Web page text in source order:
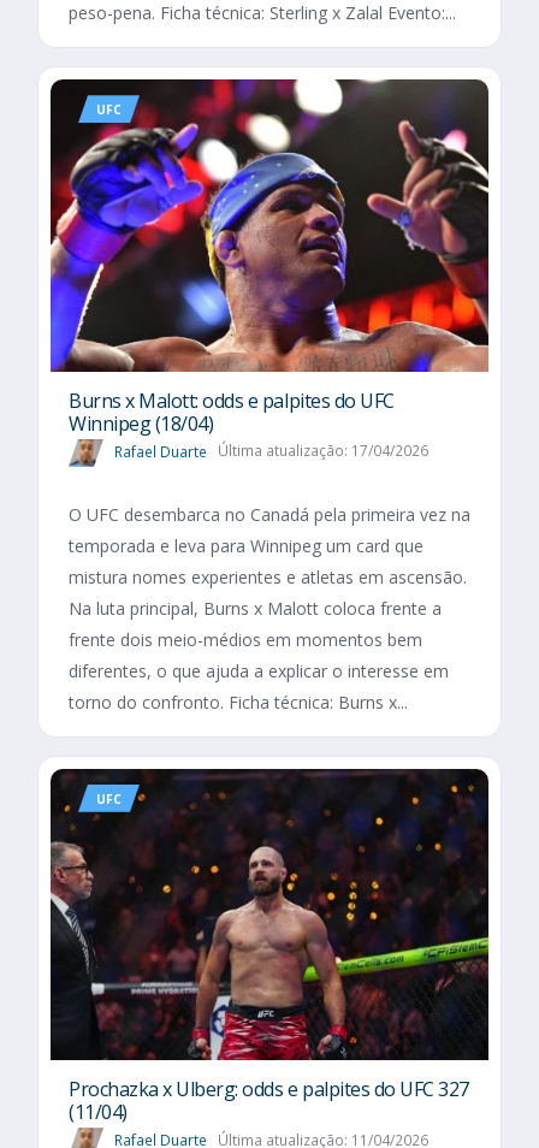
peso-pena. Ficha técnica: Sterling x Zalal Evento:...
UFC
Burns x Malott: odds e palpites do UFC
Winnipeg (18/04)
Rafael Duarte Última atualização: 17/04/2026
O UFC desembarca no Canadá pela primeira vez na
temporada e leva para Winnipeg um card que
mistura nomes experientes e atletas em ascensão.
Na luta principal, Burns x Malott coloca frente a
frente dois meio-médios em momentos bem
diferentes, o que ajuda a explicar o interesse em
torno do confronto. Ficha técnica: Burns x...
UFC
Prochazka x Ulberg: odds e palpites do UFC 327
(11/04)
Rafael Duarte Última atualização: 11/04/2026